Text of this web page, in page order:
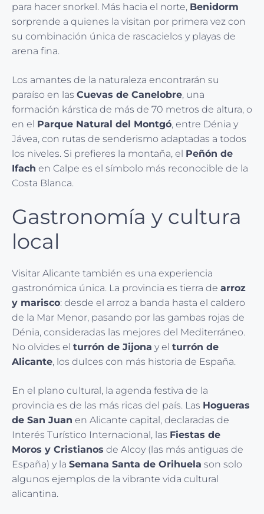
para hacer snorkel. Más hacia el norte, Benidorm
sorprende a quienes la visitan por primera vez con
su combinación única de rascacielos y playas de
arena fina.
Los amantes de la naturaleza encontrarán su
paraíso en las Cuevas de Canelobre, una
formación kárstica de más de 70 metros de altura, o
en el Parque Natural del Montgó, entre Dénia y
Jávea, con rutas de senderismo adaptadas a todos
los niveles. Si prefieres la montaña, el Peñón de
Ifach en Calpe es el símbolo más reconocible de la
Costa Blanca.
Gastronomía y cultura
local
Visitar Alicante también es una experiencia
gastronómica única. La provincia es tierra de arroz
y marisco: desde el arroz a banda hasta el caldero
de la Mar Menor, pasando por las gambas rojas de
Dénia, consideradas las mejores del Mediterráneo.
No olvides el turrón de Jijona y el turrón de
Alicante, los dulces con más historia de España.
En el plano cultural, la agenda festiva de la
provincia es de las más ricas del país. Las Hogueras
de San Juan en Alicante capital, declaradas de
Interés Turístico Internacional, las Fiestas de
Moros y Cristianos de Alcoy (las más antiguas de
España) y la Semana Santa de Orihuela son solo
algunos ejemplos de la vibrante vida cultural
alicantina.